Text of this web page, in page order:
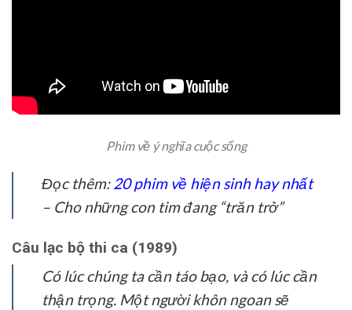
Phim về ý nghĩa cuộc sống
Đọc thêm:20 phim về hiện sinh hay nhất
– Cho những con tim đang “trăn trở”
Câu lạc bộ thi ca (1989)
Có lúc chúng ta cần táo bạo, và có lúc cần
thận trọng. Một người khôn ngoan sẽ